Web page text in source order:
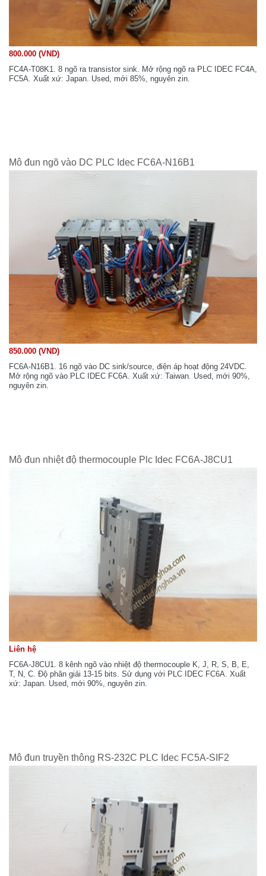
800.000 (VND)
FC4A-T08K1. 8 ngõ ra transistor sink. Mở rộng ngõ ra PLC IDEC FC4A,
FC5A. Xuất xứ: Japan. Used, mới 85%, nguyên zin.
Mô đun ngõ vào DC PLC Idec FC6A-N16B1
850.000 (VND)
FC6A-N16B1. 16 ngõ vào DC sink/source, điện áp hoạt động 24VDC.
Mở rộng ngõ vào PLC IDEC FC6A. Xuất xứ: Taiwan. Used, mới 90%,
nguyên zin.
Mô đun nhiệt độ thermocouple Plc Idec FC6A-J8CU1
Liên hệ
FC6A-J8CU1. 8 kênh ngõ vào nhiệt độ thermocouple K, J, R, S, B, E,
T, N, C. Độ phân giải 13-15 bits. Sử dụng với PLC IDEC FC6A. Xuất
xứ: Japan. Used, mới 90%, nguyên zin.
Mô đun truyền thông RS-232C PLC Idec FC5A-SIF2